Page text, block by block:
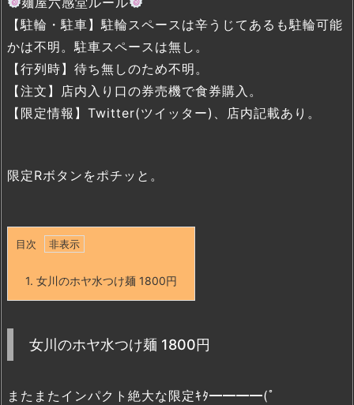
【駐輪・駐車】駐輪スペースは辛うじてあるも駐輪可能
かは不明。駐車スペースは無し。
【行列時】待ち無しのため不明。
【注文】店内入り口の券売機で食券購入。
【限定情報】Twitter(ツイッター)、店内記載あり。
限定Rボタンをポチッと。
目次
1. 女川のホヤ水つけ麺 1800円
女川のホヤ水つけ麺 1800円
またまたインパクト絶大な限定ｷﾀ━━━━(゜